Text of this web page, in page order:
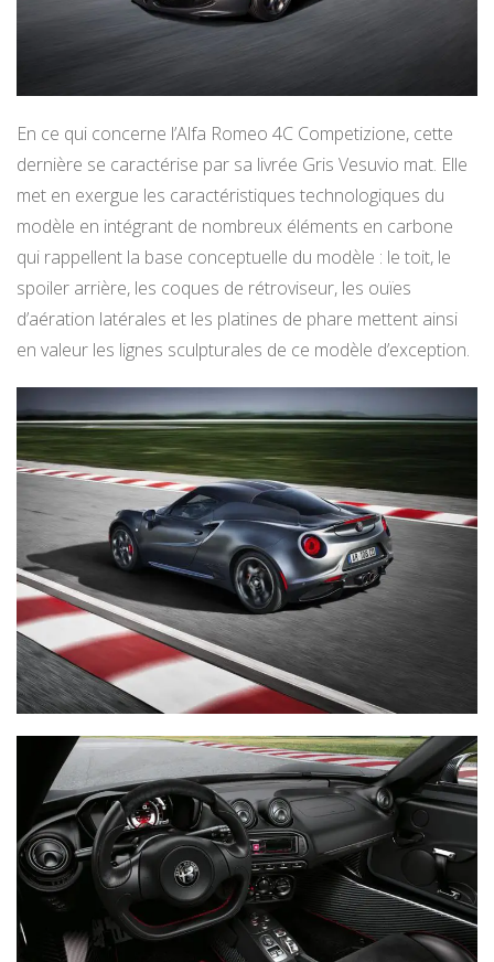
En ce qui concerne l’Alfa Romeo 4C Competizione, cette
dernière se caractérise par sa livrée Gris Vesuvio mat. Elle
met en exergue les caractéristiques technologiques du
modèle en intégrant de nombreux éléments en carbone
qui rappellent la base conceptuelle du modèle : le toit, le
spoiler arrière, les coques de rétroviseur, les ouïes
d’aération latérales et les platines de phare mettent ainsi
en valeur les lignes sculpturales de ce modèle d’exception.